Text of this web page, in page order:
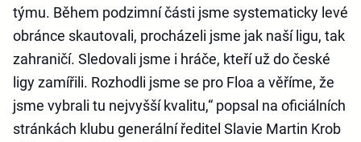
týmu. Během podzimní části jsme systematicky levé
obránce skautovali, procházeli jsme jak naší ligu, tak
zahraničí. Sledovali jsme i hráče, kteří už do české
ligy zamířili. Rozhodli jsme se pro Floa a věříme, že
jsme vybrali tu nejvyšší kvalitu,“ popsal na oficiálních
stránkách klubu generální ředitel Slavie Martin Krob